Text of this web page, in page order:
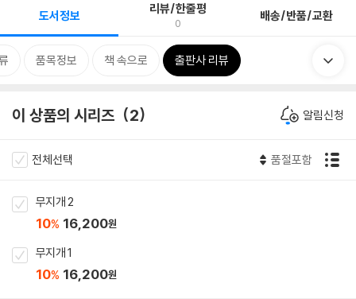
도서정보 리뷰/한줄평
0 배송/반품/교환
품목정보 책 속으로 출판사 리뷰
이 상품의 시리즈 2 알림신청
전체선택 품절포함
무지개 2
10% 16,200원
무지개 1
10% 16,200원